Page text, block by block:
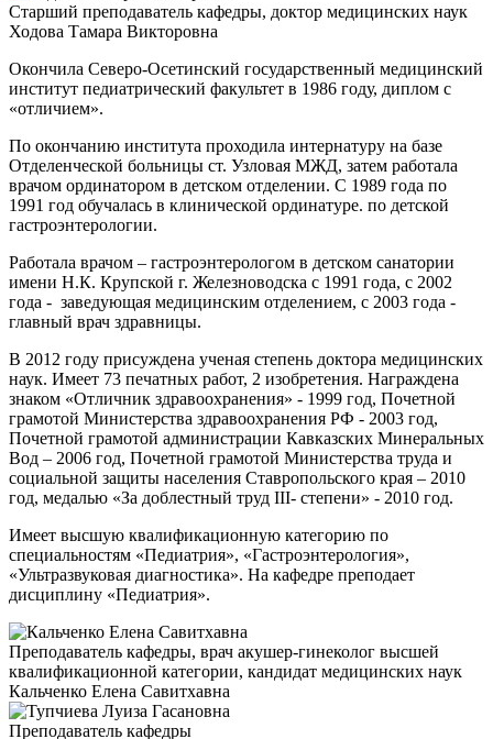
Старший преподаватель кафедры, доктор медицинских наук
Ходова Тамара Викторовна
Окончила Северо-Осетинский государственный медицинский
институт педиатрический факультет в 1986 году, диплом с
«отличием».
По окончанию института проходила интернатуру на базе
Отделенческой больницы ст. Узловая МЖД, затем работала
врачом ординатором в детском отделении. С 1989 года по
1991 год обучалась в клинической ординатуре. по детской
гастроэнтерологии.
Работала врачом – гастроэнтерологом в детском санатории
имени Н.К. Крупской г. Железноводска с 1991 года, с 2002
года - заведующая медицинским отделением, с 2003 года -
главный врач здравницы.
В 2012 году присуждена ученая степень доктора медицинских
наук. Имеет 73 печатных работ, 2 изобретения. Награждена
знаком «Отличник здравоохранения» - 1999 год, Почетной
грамотой Министерства здравоохранения РФ - 2003 год,
Почетной грамотой администрации Кавказских Минеральных
Вод – 2006 год, Почетной грамотой Министерства труда и
социальной защиты населения Ставропольского края – 2010
год, медалью «За доблестный труд III- степени» - 2010 год.
Имеет высшую квалификационную категорию по
специальностям «Педиатрия», «Гастроэнтерология»,
«Ультразвуковая диагностика». На кафедре преподает
дисциплину «Педиатрия».
Преподаватель кафедры, врач акушер-гинеколог высшей
квалификационной категории, кандидат медицинских наук
Кальченко Елена Савитхавна
Преподаватель кафедры